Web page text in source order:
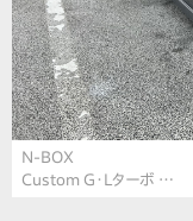
N-BOX
Custom G・Lターボ …